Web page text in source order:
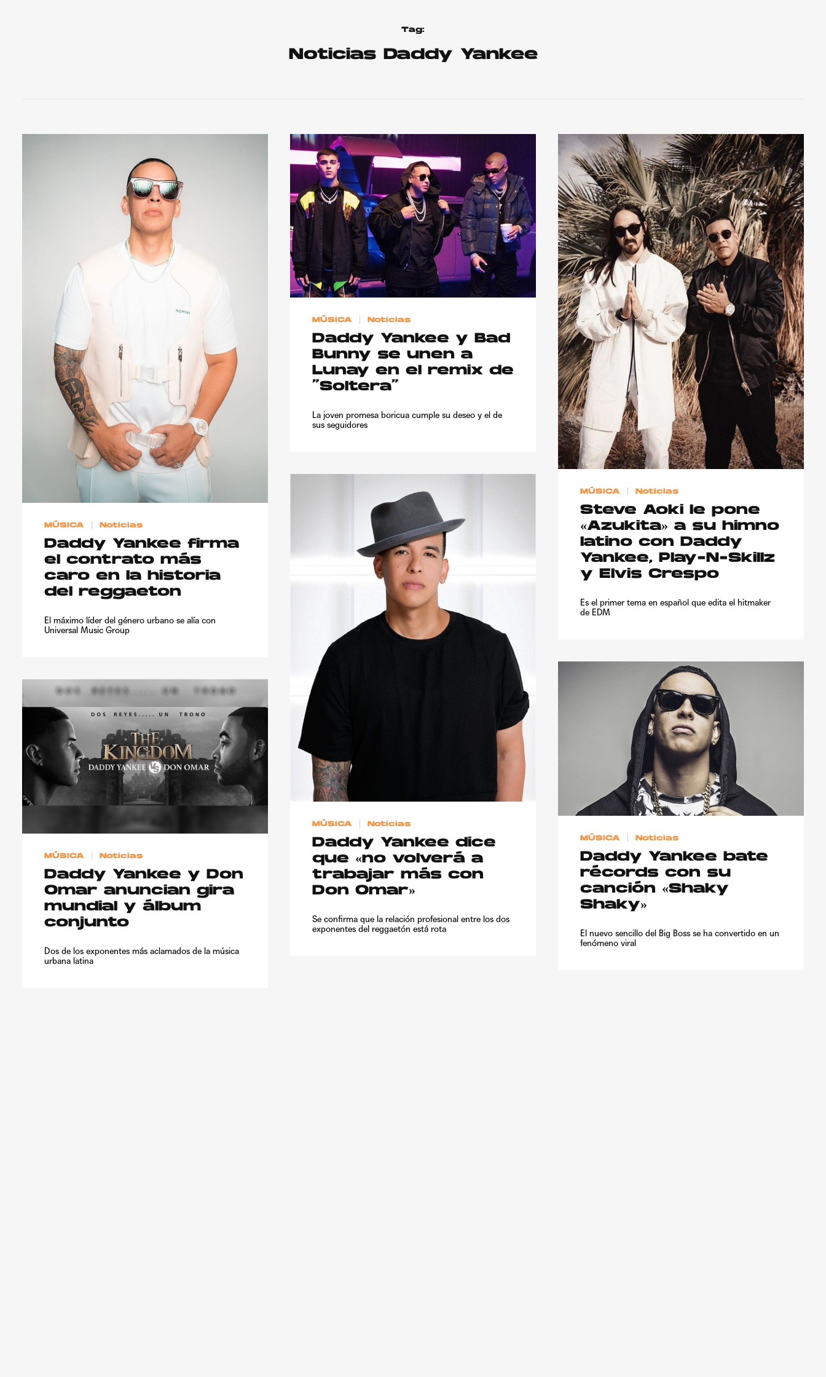
Tag:
Noticias Daddy Yankee
MÚSICA Noticias
Daddy Yankee firma
el contrato más
caro en la historia
del reggaeton
El máximo líder del género urbano se alía con
Universal Music Group
MÚSICA Noticias
Daddy Yankee y Bad
Bunny se unen a
Lunay en el remix de
“Soltera”
La joven promesa boricua cumple su deseo y el de
sus seguidores
MÚSICA Noticias
Steve Aoki le pone
«Azukita» a su himno
latino con Daddy
Yankee, Play-N-Skillz
y Elvis Crespo
Es el primer tema en español que edita el hitmaker
de EDM
MÚSICA Noticias
Daddy Yankee dice
que «no volverá a
trabajar más con
Don Omar»
Se confirma que la relación profesional entre los dos
exponentes del reggaetón está rota
MÚSICA Noticias
Daddy Yankee bate
récords con su
canción «Shaky
Shaky»
El nuevo sencillo del Big Boss se ha convertido en un
fenómeno viral
MÚSICA Noticias
Daddy Yankee y Don
Omar anuncian gira
mundial y álbum
conjunto
Dos de los exponentes más aclamados de la música
urbana latina